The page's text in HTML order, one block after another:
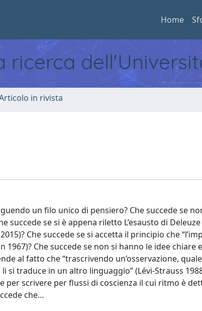
Home
ricerca
in rivista
un filo unico di pensiero? Che succede se
se si è appena riletto L’esausto di
Che succede se si accetta il principio che
Che succede se non si hanno le idee chiare
al fatto che “trascrivendo un’osservazione,
traduce in un altro linguaggio” (Lévi-Strauss
per scrivere per flussi di coscienza il cui ritmo è
che…